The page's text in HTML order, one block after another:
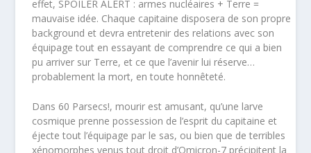
effet, SPOILER ALERT : armes nucléaires + Terre =
mauvaise idée. Chaque capitaine disposera de son propre
background et devra entretenir des relations avec son
équipage tout en essayant de comprendre ce qui a bien
pu arriver sur Terre, et ce que l’avenir lui réserve…
probablement la mort, en toute honnêteté.
Dans 60 Parsecs!, mourir est amusant, qu’une larve
cosmique prenne possession de l’esprit du capitaine et
éjecte tout l’équipage par le sas, ou bien que de terribles
xénomorphes venus tout droit d’Omicron-7 précipitent la